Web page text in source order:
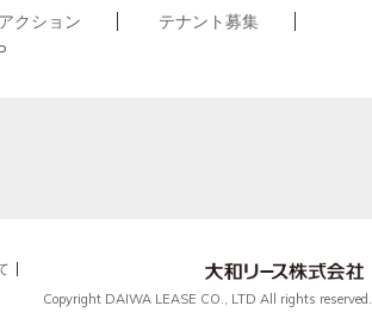
クション
テナント募集
Copyright DAIWA LEASE CO., LTD All rights reserved.